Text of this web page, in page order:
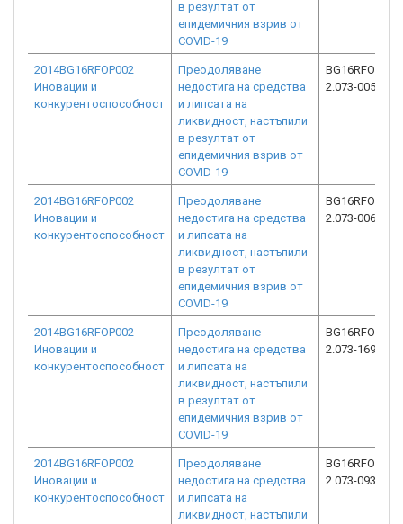
в резултат от
епидемичния взрив от
COVID-19
2014BG16RFOP002
Иновации и
конкурентоспособност
Преодоляване
недостига на средства
и липсата на
ликвидност, настъпили
в резултат от
епидемичния взрив от
COVID-19
BG16RFOP002-
2.073-0056-
2014BG16RFOP002
Иновации и
конкурентоспособност
Преодоляване
недостига на средства
и липсата на
ликвидност, настъпили
в резултат от
епидемичния взрив от
COVID-19
BG16RFOP002-
2.073-0062-
2014BG16RFOP002
Иновации и
конкурентоспособност
Преодоляване
недостига на средства
и липсата на
ликвидност, настъпили
в резултат от
епидемичния взрив от
COVID-19
BG16RFOP002-
2.073-1691-
2014BG16RFOP002
Иновации и
конкурентоспособност
Преодоляване
недостига на средства
и липсата на
ликвидност, настъпили
BG16RFOP002-
2.073-0939-